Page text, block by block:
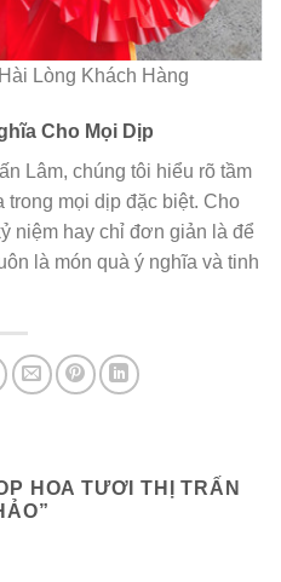
Lòng Khách Hàng
Cho Mọi Dịp
Lâm, chúng tôi hiểu rõ tầm
trong mọi dịp đặc biệt. Cho
niệm hay chỉ đơn giản là để
là món quà ý nghĩa và tinh
HOA TƯƠI THỊ TRẤN
”